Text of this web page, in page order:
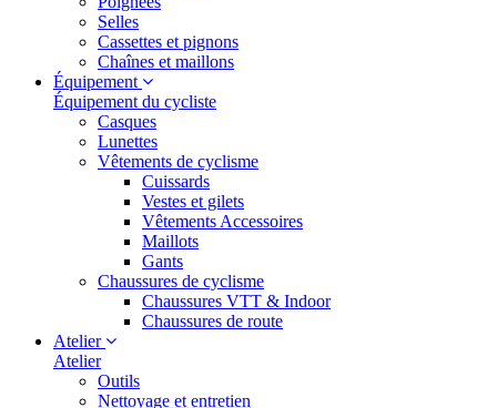
Selles
Cassettes et pignons
Chaînes et maillons
Équipement
Équipement du cycliste
Casques
Lunettes
Vêtements de cyclisme
Cuissards
Vestes et gilets
Vêtements Accessoires
Maillots
Gants
Chaussures de cyclisme
Chaussures VTT & Indoor
Chaussures de route
Atelier
Atelier
Outils
Nettoyage et entretien